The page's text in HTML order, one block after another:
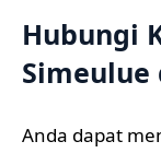
Hubungi
Simeulue
Anda dapat